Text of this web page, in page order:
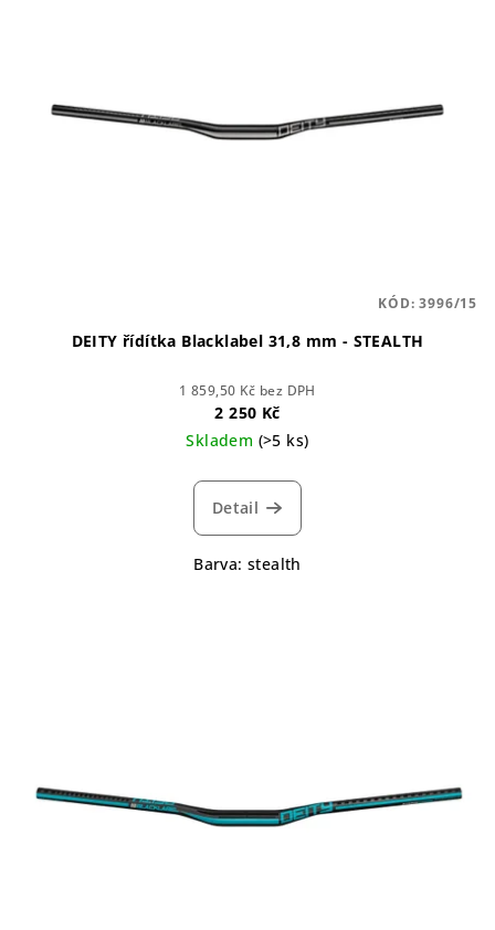
DEITY řídítka Blacklabel 31,8 mm - STEALTH
1 859,50 Kč bez DPH
2 250 Kč
Skladem (>5 ks)
Detail
Barva: stealth
KÓD:3996/15